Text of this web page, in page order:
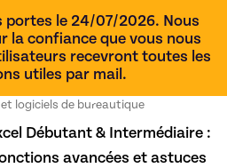
portes le 24/07/2026. Nous
la confiance que vous nous
recevront toutes les
utiles par mail.
logiciels de bureautique
Débutant & Intermédiaire :
avancées et astuces